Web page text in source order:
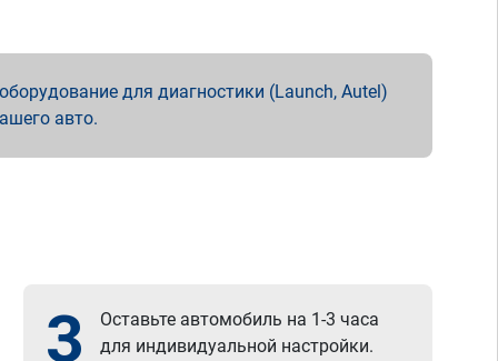
для диагностики (Launch, Autel)
авто.
3
Оставьте автомобиль на 1-3 часа
для индивидуальной настройки.